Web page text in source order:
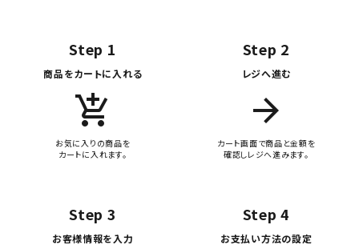
Step 1
商品をカートに入れる
add_shopping_cart
お気に入りの商品を
カートに入れます。
Step 2
レジへ進む
arrow_forward
カート画面で商品と金額を
確認しレジへ進みます。
Step 3
お客様情報を入力
Step 4
お支払い方法の設定